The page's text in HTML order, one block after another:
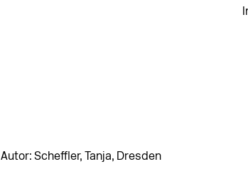
Autor: Scheffler, Tanja, Dresden